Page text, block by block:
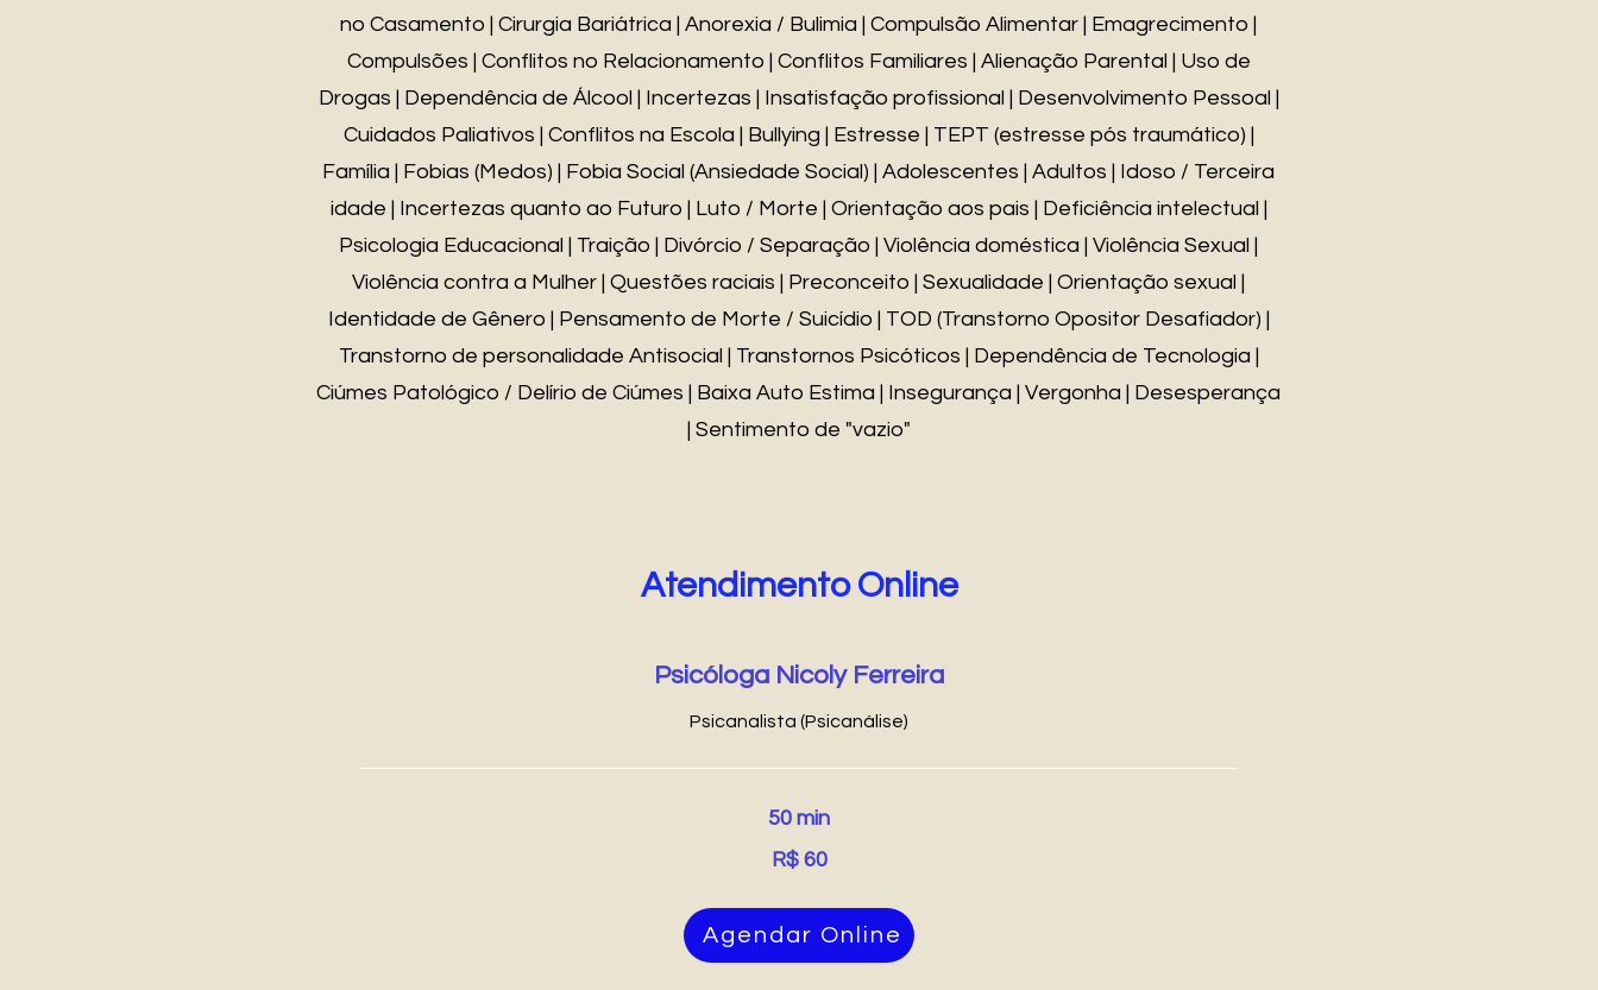
no Casamento | Cirurgia Bariátrica | Anorexia / Bulimia | Compulsão Alimentar | Emagrecimento |
Compulsões | Conflitos no Relacionamento | Conflitos Familiares | Alienação Parental | Uso de
Drogas | Dependência de Álcool | Incertezas | Insatisfação profissional | Desenvolvimento Pessoal |
Cuidados Paliativos | Conflitos na Escola | Bullying | Estresse | TEPT (estresse pós traumático) |
Família | Fobias (Medos) | Fobia Social (Ansiedade Social) | Adolescentes | Adultos | Idoso / Terceira
idade | Incertezas quanto ao Futuro | Luto / Morte | Orientação aos pais | Deficiência intelectual |
Psicologia Educacional | Traição | Divórcio / Separação | Violência doméstica | Violência Sexual |
Violência contra a Mulher | Questões raciais | Preconceito | Sexualidade | Orientação sexual |
Identidade de Gênero | Pensamento de Morte / Suicídio | TOD (Transtorno Opositor Desafiador) |
Transtorno de personalidade Antisocial | Transtornos Psicóticos | Dependência de Tecnologia |
Ciúmes Patológico / Delírio de Ciúmes | Baixa Auto Estima | Insegurança | Vergonha | Desesperança
| Sentimento de "vazio"
Atendimento Online
Psicóloga Nicoly Ferreira
Psicanalista (Psicanálise)
50 min
R$ 60
Agendar Online